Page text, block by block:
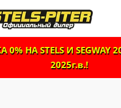
0% НА STELS И SEGWAY
2025г.в.!